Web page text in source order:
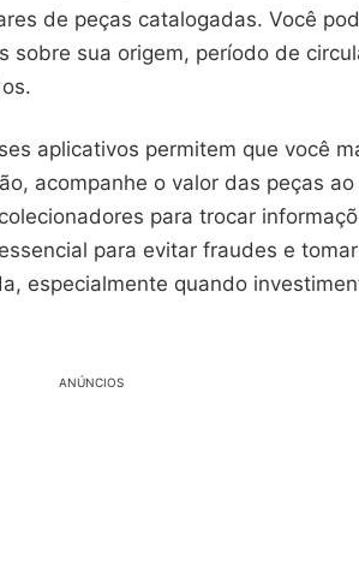
de peças catalogadas. Você
sobre sua origem, período de
aplicativos permitem que você
acompanhe o valor das peças
para trocar
para evitar fraudes e
especialmente quando
ANÚNCIOS